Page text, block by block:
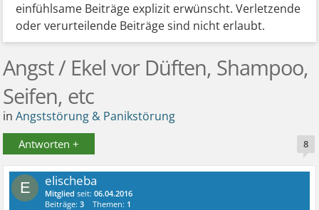
einfühlsame Beiträge explizit erwünscht. Verletzende
oder verurteilende Beiträge sind nicht erlaubt.
Angst / Ekel vor Düften, Shampoo,
Seifen, etc
inAngststörung & Panikstörung
Antworten + 8
E elischeba
Mitglied seit:06.04.2016
Beiträge:3 Themen: 1